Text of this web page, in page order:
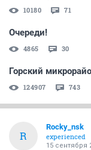
10180 71
Очереди!
4865 30
Горский
124907 743
R
Rocky_nsk
experienced
15 сентября